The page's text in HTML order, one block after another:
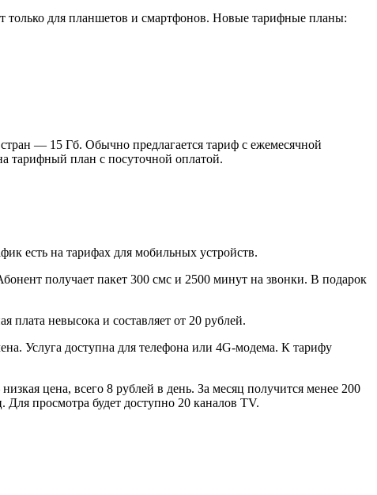
только для планшетов и смартфонов. Новые тарифные планы:
— 15 Гб. Обычно предлагается тариф с ежемесячной
тарифный план с посуточной оплатой.
есть на тарифах для мобильных устройств.
получает пакет 300 смс и 2500 минут на звонки. В подарок
плата невысока и составляет от 20 рублей.
Услуга доступна для телефона или 4G-модема. К тарифу
цена, всего 8 рублей в день. За месяц получится менее 200
просмотра будет доступно 20 каналов TV.